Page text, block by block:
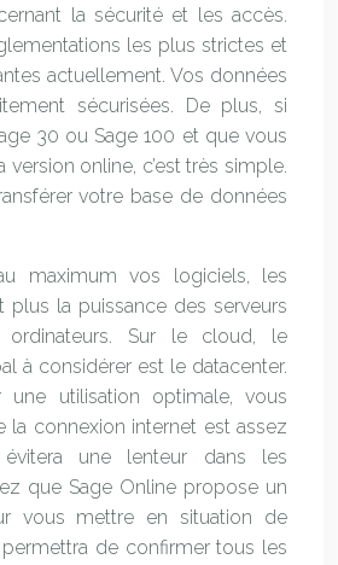
la sécurité et les accès.
les plus strictes et
actuellement. Vos données
sécurisées. De plus, si
30 ou Sage 100 et que vous
version online, c’est très simple.
votre base de données
maximum vos logiciels, les
plus la puissance des serveurs
Sur le cloud, le
à considérer est le datacenter.
une utilisation optimale, vous
la connexion internet est assez
évitera une lenteur dans les
que Sage Online propose un
vous mettre en situation de
permettra de confirmer tous les